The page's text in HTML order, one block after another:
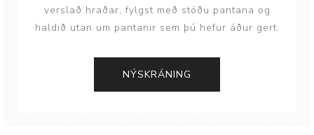
verslað hraðar, fylgst með stöðu pantana og
haldið utan um pantanir sem þú hefur áður gert.